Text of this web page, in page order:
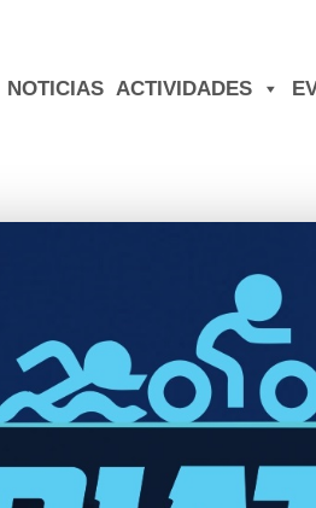
NOTICIAS ACTIVIDADES